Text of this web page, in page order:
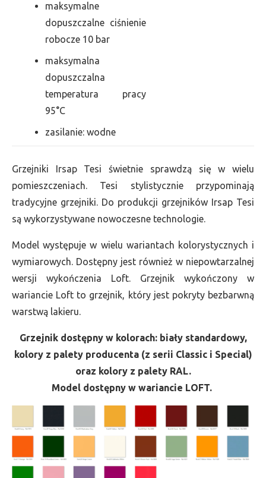
maksymalne
dopuszczalne ciśnienie
robocze 10 bar
maksymalna
dopuszczalna
temperatura pracy
95°C
zasilanie: wodne
Grzejniki Irsap Tesi świetnie sprawdzą się w wielu
pomieszczeniach. Tesi stylistycznie przypominają
tradycyjne grzejniki. Do produkcji grzejników Irsap Tesi
są wykorzystywane nowoczesne technologie.
Model występuje w wielu wariantach kolorystycznych i
wymiarowych. Dostępny jest również w niepowtarzalnej
wersji wykończenia Loft. Grzejnik wykończony w
wariancie Loft to grzejnik, który jest pokryty bezbarwną
warstwą lakieru.
Grzejnik dostępny w kolorach: biały standardowy,
kolory z palety producenta (z serii Classic i Special)
oraz kolory z palety RAL.
Model dostępny w wariancie LOFT.